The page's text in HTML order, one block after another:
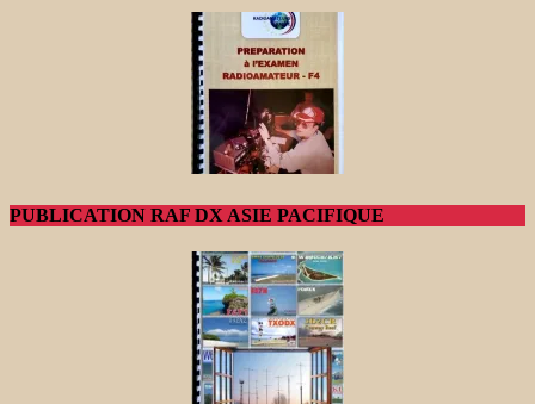
PUBLICATION RAF DX ASIE PACIFIQUE